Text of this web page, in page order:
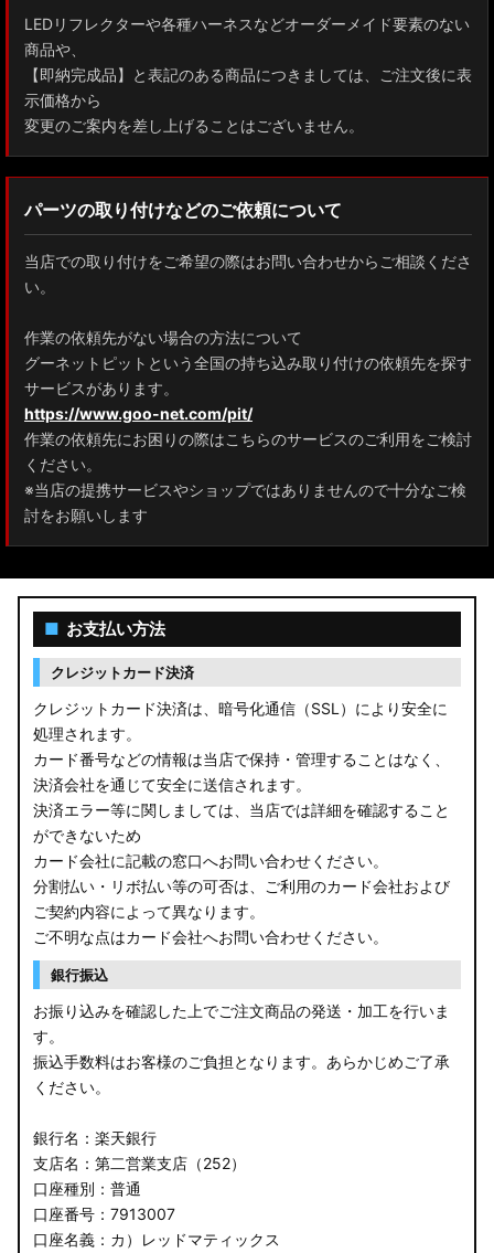
AAHH40W/AAHH45W/AGH40W アルファード
AYH30/GGH30/35/AGH30/35 ヴェルファイア
AYH30/GGH30/35/AGH30/35 アルファード
ACR50 エスティマ
ZWR90W/ZWR95W/MZRA90W/MZRA95W ノア/ヴォクシー
ZRR80 ノア/ヴォクシー
NHP17/NSP17NCP17 シエンタ
M900A/M910A ルーミー
A200A/A210A ライズ
E52 エルグランド
T32 エクストレイル
C28 セレナ
B21A デイズルークス
E13 ノート
E12 ノート
B44A/B45A B47A/B48A ルークス ハイウェイスター
JF3/4 N-BOX カスタム
JH3/4 N-WGN
JH1/2 N-WGN
RT5/6 RW1/2 CR-V
RU3/4 ヴェゼル
JW5 S660
LEDリフレクターや各種ハーネスなどオーダーメイド要素のない
商品や、
【即納完成品】と表記のある商品につきましては、ご注文後に表
示価格から
変更のご案内を差し上げることはございません。
パーツの取り付けなどのご依頼について
当店での取り付けをご希望の際はお問い合わせからご相談くださ
い。
作業の依頼先がない場合の方法について
グーネットピットという全国の持ち込み取り付けの依頼先を探す
サービスがあります。
https://www.goo-net.com/pit/
作業の依頼先にお困りの際はこちらのサービスのご利用をご検討
ください。
※当店の提携サービスやショップではありませんので十分なご検
討をお願いします
■ お支払い方法
クレジットカード決済
クレジットカード決済は、暗号化通信（SSL）により安全に
処理されます。
カード番号などの情報は当店で保持・管理することはなく、
決済会社を通じて安全に送信されます。
決済エラー等に関しましては、当店では詳細を確認すること
ができないため
カード会社に記載の窓口へお問い合わせください。
分割払い・リボ払い等の可否は、ご利用のカード会社および
ご契約内容によって異なります。
ご不明な点はカード会社へお問い合わせください。
銀行振込
お振り込みを確認した上でご注文商品の発送・加工を行いま
す。
振込手数料はお客様のご負担となります。あらかじめご了承
ください。
銀行名：楽天銀行
支店名：第二営業支店（252）
口座種別：普通
口座番号：7913007
口座名義：カ）レッドマティックス